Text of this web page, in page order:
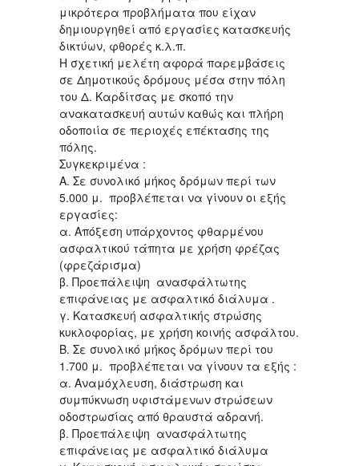
μικρότερα προβλήματα που είχαν
δημιουργηθεί από εργασίες κατασκευής
δικτύων, φθορές κ.λ.π.
Η σχετική μελέτη αφορά παρεμβάσεις
σε Δημοτικούς δρόμους μέσα στην πόλη
του Δ. Καρδίτσας με σκοπό την
ανακατασκευή αυτών καθώς και πλήρη
οδοποιία σε περιοχές επέκτασης της
πόλης.
Συγκεκριμένα :
Α. Σε συνολικό μήκος δρόμων περί των
5.000 μ. προβλέπεται να γίνουν οι εξής
εργασίες:
α. Απόξεση υπάρχοντος φθαρμένου
ασφαλτικού τάπητα με χρήση φρέζας
(φρεζάρισμα)
β. Προεπάλειψη ανασφάλτωτης
επιφάνειας με ασφαλτικό διάλυμα .
γ. Κατασκευή ασφαλτικής στρώσης
κυκλοφορίας, με χρήση κοινής ασφάλτου.
Β. Σε συνολικό μήκος δρόμων περί του
1.700 μ. προβλέπεται να γίνουν τα εξής :
α. Αναμόχλευση, διάστρωση και
συμπύκνωση υφιστάμενων στρώσεων
οδοστρωσίας από θραυστά αδρανή.
β. Προεπάλειψη ανασφάλτωτης
επιφάνειας με ασφαλτικό διάλυμα